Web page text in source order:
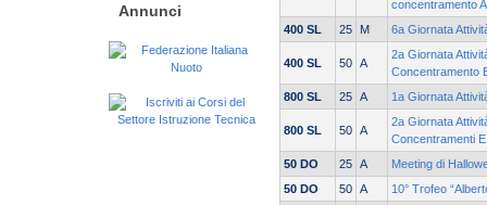
Annunci
concentramento A
400 SL
25 M 6a Giornata
400 SL 50 A
2a Giornata
Concentramento
800 SL
25 A 1a Giornata
800 SL 50 A
2a Giornata
Concentramenti E
50 DO
25 A
Meeting di
50 DO
50 A
10° Trofeo